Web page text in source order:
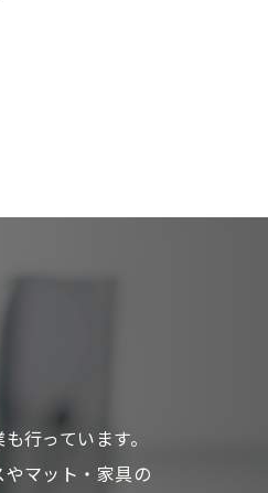
行っています。
マット・家具の